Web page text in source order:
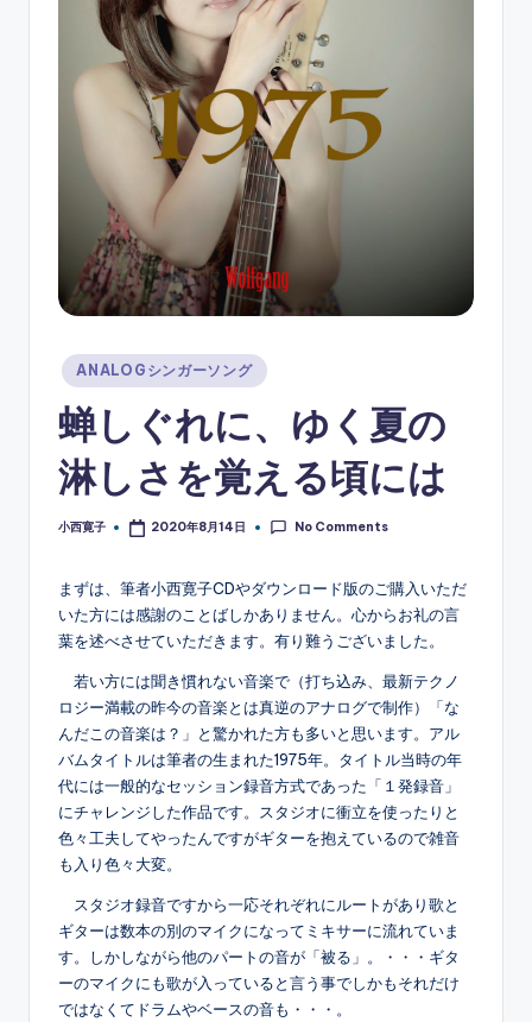
Posted
in
ANALOGシンガーソング
蝉しぐれに、ゆく夏の
淋しさを覚える頃には
Posted
小西寛子 2020年8月14日 No Comments
まずは、筆者小西寛子CDやダウンロード版のご購入いただ
いた方には感謝のことばしかありません。心からお礼の言
葉を述べさせていただきます。有り難うございました。
若い方には聞き慣れない音楽で（打ち込み、最新テクノ
ロジー満載の昨今の音楽とは真逆のアナログで制作）「な
んだこの音楽は？」と驚かれた方も多いと思います。アル
バムタイトルは筆者の生まれた1975年。タイトル当時の年
代には一般的なセッション録音方式であった「１発録音」
にチャレンジした作品です。スタジオに衝立を使ったりと
色々工夫してやったんですがギターを抱えているので雑音
も入り色々大変。
スタジオ録音ですから一応それぞれにルートがあり歌と
ギターは数本の別のマイクになってミキサーに流れていま
す。しかしながら他のパートの音が「被る」。・・・ギタ
ーのマイクにも歌が入っていると言う事でしかもそれだけ
ではなくてドラムやベースの音も・・・。